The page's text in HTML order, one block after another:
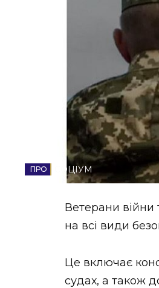
НОВИНИ
ВІДЕО
СОЦІУМ
Ветерани війни
на всі види
Це включає
судах, а також